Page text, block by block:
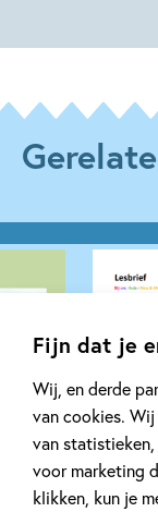
Fijn dat je
Wij, en derde
van cookies.
van
voor marketing
klikken, kun je
Brudet,
Koops